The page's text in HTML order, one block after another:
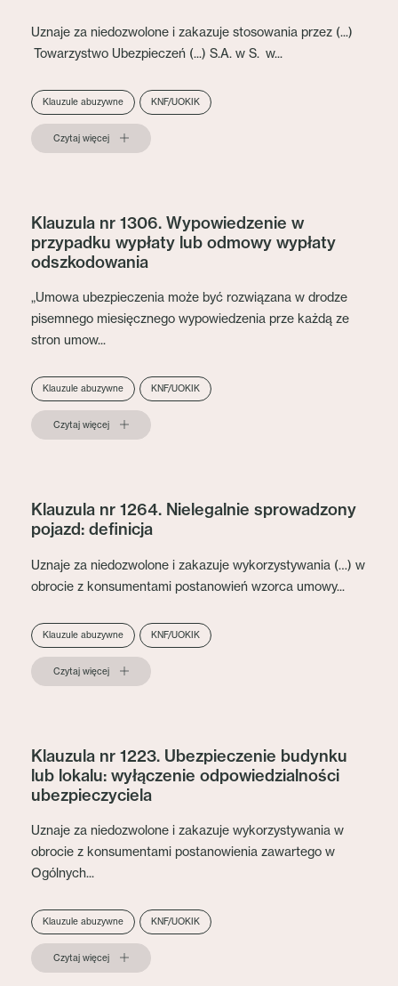
Uznaje za niedozwolone i zakazuje stosowania przez (...)
Towarzystwo Ubezpieczeń (...) S.A. w S. w...
Klauzule abuzywne KNF/UOKIK
Czytaj więcej
Klauzula nr 1306. Wypowiedzenie w
przypadku wypłaty lub odmowy wypłaty
odszkodowania
„Umowa ubezpieczenia może być rozwiązana w drodze
pisemnego miesięcznego wypowiedzenia prze każdą ze
stron umow...
Klauzule abuzywne KNF/UOKIK
Czytaj więcej
Klauzula nr 1264. Nielegalnie sprowadzony
pojazd: definicja
Uznaje za niedozwolone i zakazuje wykorzystywania (…) w
obrocie z konsumentami postanowień wzorca umowy...
Klauzule abuzywne KNF/UOKIK
Czytaj więcej
Klauzula nr 1223. Ubezpieczenie budynku
lub lokalu: wyłączenie odpowiedzialności
ubezpieczyciela
Uznaje za niedozwolone i zakazuje wykorzystywania w
obrocie z konsumentami postanowienia zawartego w
Ogólnych...
Klauzule abuzywne KNF/UOKIK
Czytaj więcej